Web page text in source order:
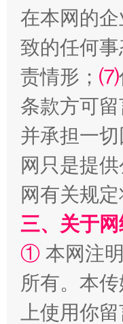
国家大学科技
扯下公款旅
在本网的
致的任何事
责情形； ⑺
条款方可
并承担一
网只是提
网有关规
三、关于网
① 本网注
所有。本
上使用你